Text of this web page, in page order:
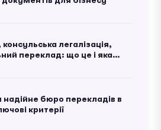
легалізація,
переклад: що це і яка
надійне бюро перекладів в
критерії